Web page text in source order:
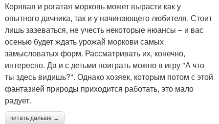
Корявая и рогатая морковь может вырасти как у
опытного дачника, так и у начинающего любителя. Стоит
лишь зазеваться, не учесть некоторые нюансы – и вас
осенью будет ждать урожай моркови самых
замысловатых форм. Рассматривать их, конечно,
интересно. Да и с детьми поиграть можно в игру "А что
ты здесь видишь?". Однако хозяек, которым потом с этой
фантазией природы приходится работать, это мало
радует.
читать дальше →